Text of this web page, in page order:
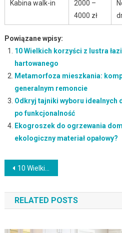
Kabina walk-in
2000 –
4000 zł
Powiązane wpisy:
10 Wielkich korzyści z lustra
hartowanego
Metamorfoza mieszkania:
generalnym remoncie
Odkryj tajniki wyboru idealnych
po funkcjonalność
Ekogroszek do ogrzewania
ekologiczny materiał opałowy?
Nawigacja
wpisu
10 Wielkich korzyści z lustra łazienkowego ze szkła hartowanego
RELATED POSTS